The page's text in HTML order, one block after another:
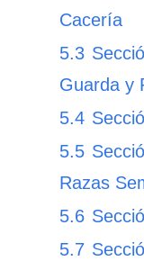
Cacería
5.3
Guarda y
5.4
5.5
Razas
5.6
5.7